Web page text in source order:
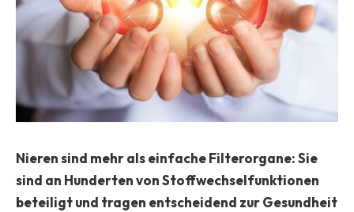
Nieren sind mehr als einfache Filterorgane: Sie
sind an Hunderten von Stoffwechselfunktionen
beteiligt und tragen entscheidend zur Gesundheit